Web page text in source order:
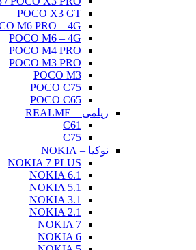
POCO X3 GT
M6 PRO – 4G
POCO M6 – 4G
POCO M4 PRO
POCO M3 PRO
POCO M3
POCO C75
POCO C65
ریلمی – REALME
C61
C75
نوکیا – NOKIA
NOKIA 7 PLUS
NOKIA 6.1
NOKIA 5.1
NOKIA 3.1
NOKIA 2.1
NOKIA 7
NOKIA 6